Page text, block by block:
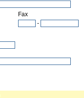
Fax
-